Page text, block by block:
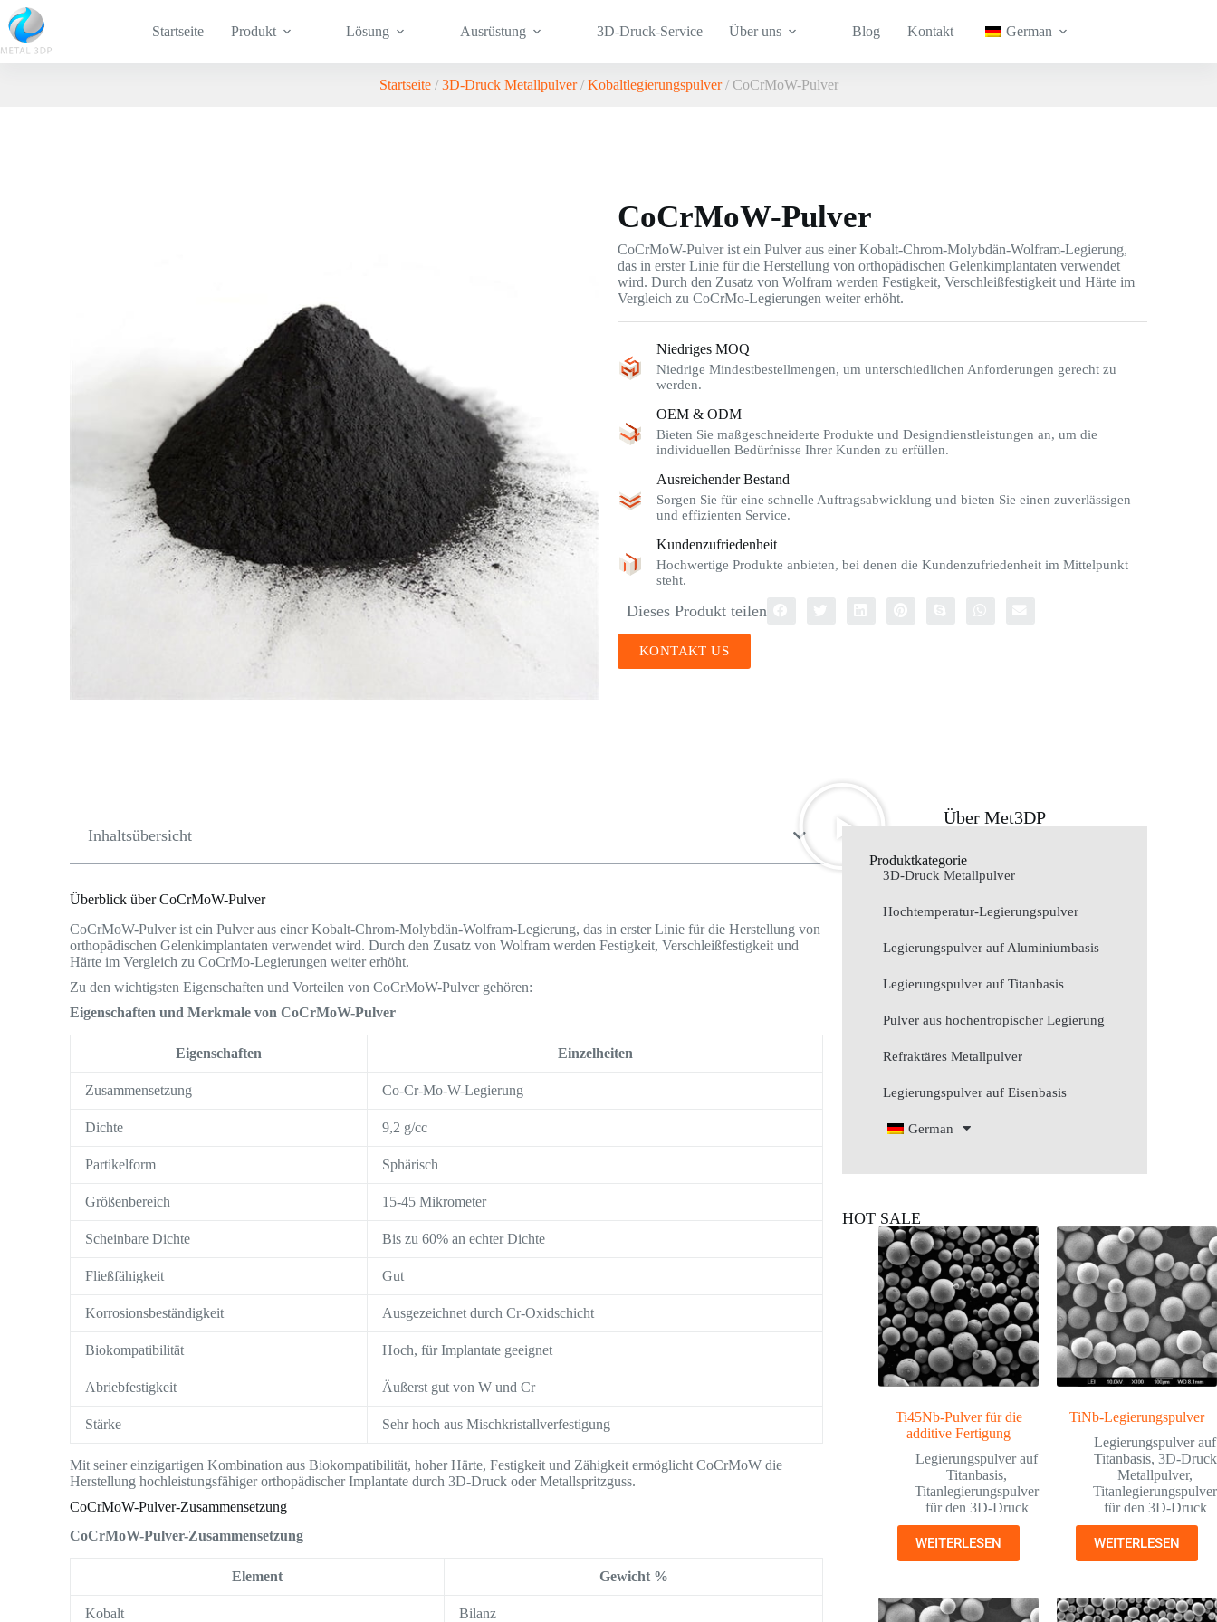
Startseite Produkt Lösung Ausrüstung 3D-Druck-Service Über uns Blog Kontakt German
Startseite/ 3D-Druck Metallpulver/ Kobaltlegierungspulver/ CoCrMoW-Pulver
CoCrMoW-Pulver
CoCrMoW-Pulver ist ein Pulver aus einer Kobalt-Chrom-Molybdän-Wolfram-Legierung,
das in erster Linie für die Herstellung von orthopädischen Gelenkimplantaten verwendet
wird. Durch den Zusatz von Wolfram werden Festigkeit, Verschleißfestigkeit und Härte im
Vergleich zu CoCrMo-Legierungen weiter erhöht.
Niedriges MOQ
Niedrige Mindestbestellmengen, um unterschiedlichen Anforderungen gerecht zu
werden.
OEM & ODM
Bieten Sie maßgeschneiderte Produkte und Designdienstleistungen an, um die
individuellen Bedürfnisse Ihrer Kunden zu erfüllen.
Ausreichender Bestand
Sorgen Sie für eine schnelle Auftragsabwicklung und bieten Sie einen zuverlässigen
und effizienten Service.
Kundenzufriedenheit
Hochwertige Produkte anbieten, bei denen die Kundenzufriedenheit im Mittelpunkt
steht.
Dieses Produkt teilen
KONTAKT US
Inhaltsübersicht
Überblick über CoCrMoW-Pulver
CoCrMoW-Pulver ist ein Pulver aus einer Kobalt-Chrom-Molybdän-Wolfram-Legierung, das in erster Linie für die Herstellung von
orthopädischen Gelenkimplantaten verwendet wird. Durch den Zusatz von Wolfram werden Festigkeit, Verschleißfestigkeit und
Härte im Vergleich zu CoCrMo-Legierungen weiter erhöht.
Zu den wichtigsten Eigenschaften und Vorteilen von CoCrMoW-Pulver gehören:
Eigenschaften und Merkmale von CoCrMoW-Pulver
Eigenschaften Einzelheiten
Zusammensetzung Co-Cr-Mo-W-Legierung
Dichte 9,2 g/cc
Partikelform Sphärisch
Größenbereich 15-45 Mikrometer
Scheinbare Dichte Bis zu 60% an echter Dichte
Fließfähigkeit Gut
Korrosionsbeständigkeit Ausgezeichnet durch Cr-Oxidschicht
Biokompatibilität Hoch, für Implantate geeignet
Abriebfestigkeit Äußerst gut von W und Cr
Stärke Sehr hoch aus Mischkristallverfestigung
Mit seiner einzigartigen Kombination aus Biokompatibilität, hoher Härte, Festigkeit und Zähigkeit ermöglicht CoCrMoW die
Herstellung hochleistungsfähiger orthopädischer Implantate durch 3D-Druck oder Metallspritzguss.
CoCrMoW-Pulver-Zusammensetzung
CoCrMoW-Pulver-Zusammensetzung
Element Gewicht %
Kobalt Bilanz
Über Met3DP
Produktkategorie
3D-Druck Metallpulver
Hochtemperatur-Legierungspulver
Legierungspulver auf Aluminiumbasis
Legierungspulver auf Titanbasis
Pulver aus hochentropischer Legierung
Refraktäres Metallpulver
Legierungspulver auf Eisenbasis
German
HOT SALE
Ti45Nb-Pulver für die
additive Fertigung
Legierungspulver auf
Titanbasis,
Titanlegierungspulver
für den 3D-Druck
WEITERLESEN
TiNb-Legierungspulver
Legierungspulver auf
Titanbasis, 3D-Druck
Metallpulver,
Titanlegierungspulver
für den 3D-Druck
WEITERLESEN